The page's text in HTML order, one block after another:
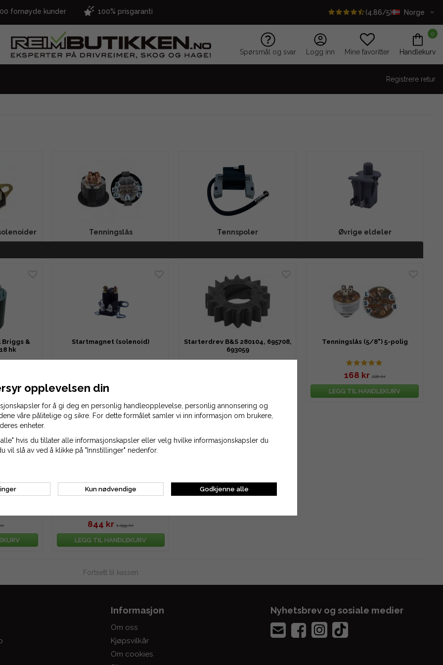
fornøyde kunder 100% prisgaranti (4.86/5) Norge
Spørsmål og svar Logg inn Mine favoritter
0
Handlekurv
Registrere retur
Tenningslås Tennspoler Øvrige eldeler
&
hk
Startmagnet (solenoid)
LEGG TIL HANDLEKURV
Starterdrev B&S 280104, 695708,
693059
Tenningslås (5/8") 5-polig
168 kr 220 kr
LEGG TIL HANDLEKURV
Elektrisk starter til Briggs &
844 kr 1 299 kr
LEGG TIL HANDLEKURV
Fortsett til kassen
Informasjon
Om oss
Kjøpsvilkår
Om cookies
Nyhetsbrev og sosiale medier
opplevelsen din
for å gi deg en personlig handleopplevelse, personlig annonsering og
våre pålitelige og sikre. For dette formålet samler vi inn informasjon om brukere,
enheter.
hvis du tillater alle informasjonskapsler eller velg hvilke informasjonskapsler du
vil slå av ved å klikke på "Innstillinger" nedenfor.
Kun nødvendige Godkjenne alle